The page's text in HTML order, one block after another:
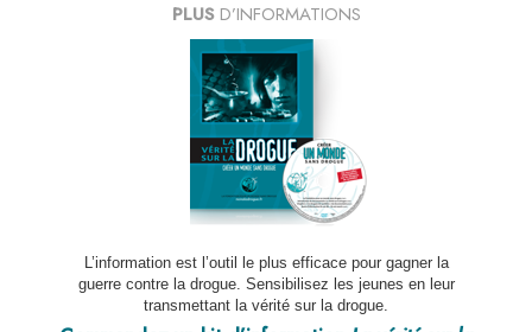
PLUS D’INFORMATIONS
L’information est l’outil le plus efficace pour gagner la
guerre contre la drogue. Sensibilisez les jeunes en leur
transmettant la vérité sur la drogue.